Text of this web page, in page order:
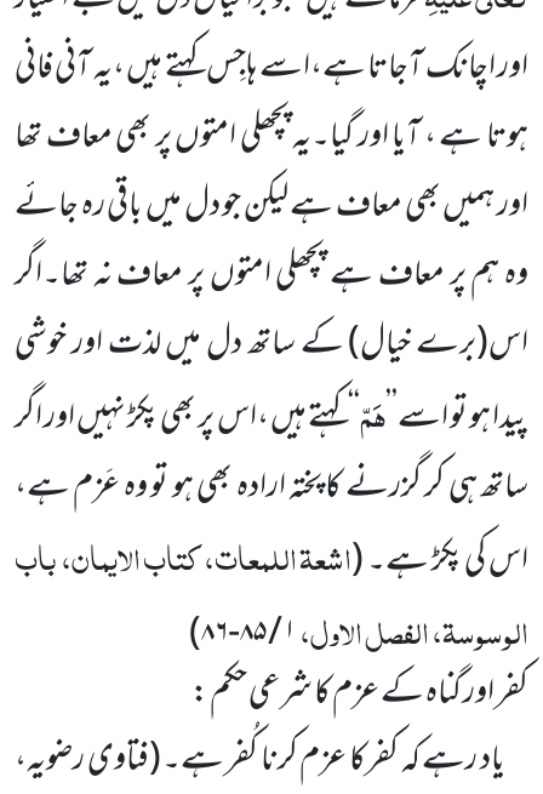
اور اچانک آجاتا ہے،اسے ہاجِس کہتے ہیں ،یہ آنی فانی
ہوتا ہے ، آیا اور گیا۔یہ پچھلی امتوں پر بھی معاف تھا
اور ہمیں بھی معاف ہے لیکن جو دل میں باقی رہ جائے
وہ ہم پر معاف ہے پچھلی امتوں پر معاف نہ تھا۔اگر
اس(برے خیال) کے ساتھ دل میں لذت اور خوشی
پیدا ہو تو اسے’’ہَمّ‘‘کہتے ہیں ،اس پر بھی پکڑ نہیں اور اگر
ساتھ ہی کر گزرنے کا پختہ ارادہ بھی ہو تو وہ عَزم ہے،
اس کی پکڑ ہے۔ (اشعۃ اللمعات، کتاب الایمان، باب
الوسوسۃ، الفصل الاول،۱ / ۸۵-۸۶)
کفر اور گناہ کے عزم کا شرعی حکم :
یاد رہے کہ کفرکا عزم کرنا کُفر ہے۔(فتاوی رضویہ،